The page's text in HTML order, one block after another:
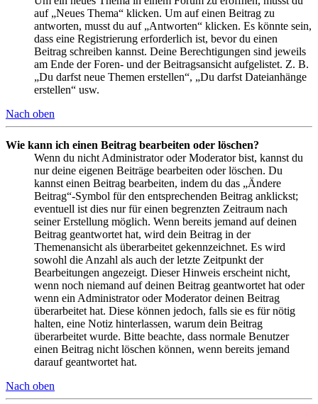
auf „Neues Thema“ klicken. Um auf einen Beitrag zu
antworten, musst du auf „Antworten“ klicken. Es könnte sein,
dass eine Registrierung erforderlich ist, bevor du einen
Beitrag schreiben kannst. Deine Berechtigungen sind jeweils
am Ende der Foren- und der Beitragsansicht aufgelistet. Z. B.
„Du darfst neue Themen erstellen“, „Du darfst Dateianhänge
erstellen“ usw.
Nach oben
Wie kann ich einen Beitrag bearbeiten oder löschen?
Wenn du nicht Administrator oder Moderator bist, kannst du
nur deine eigenen Beiträge bearbeiten oder löschen. Du
kannst einen Beitrag bearbeiten, indem du das „Ändere
Beitrag“-Symbol für den entsprechenden Beitrag anklickst;
eventuell ist dies nur für einen begrenzten Zeitraum nach
seiner Erstellung möglich. Wenn bereits jemand auf deinen
Beitrag geantwortet hat, wird dein Beitrag in der
Themenansicht als überarbeitet gekennzeichnet. Es wird
sowohl die Anzahl als auch der letzte Zeitpunkt der
Bearbeitungen angezeigt. Dieser Hinweis erscheint nicht,
wenn noch niemand auf deinen Beitrag geantwortet hat oder
wenn ein Administrator oder Moderator deinen Beitrag
überarbeitet hat. Diese können jedoch, falls sie es für nötig
halten, eine Notiz hinterlassen, warum dein Beitrag
überarbeitet wurde. Bitte beachte, dass normale Benutzer
einen Beitrag nicht löschen können, wenn bereits jemand
darauf geantwortet hat.
Nach oben